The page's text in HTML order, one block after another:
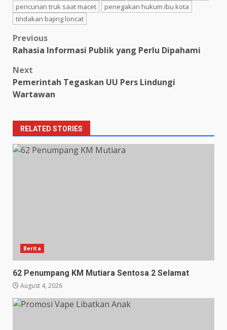
pencurian truk saat macet
penegakan hukum ibu kota
tindakan bajing loncat
Post
Previous
Rahasia Informasi Publik yang Perlu Dipahami
Next
Pemerintah Tegaskan UU Pers Lindungi
Wartawan
RELATED STORIES
Berita
62 Penumpang KM Mutiara Sentosa 2 Selamat
August 4, 2026